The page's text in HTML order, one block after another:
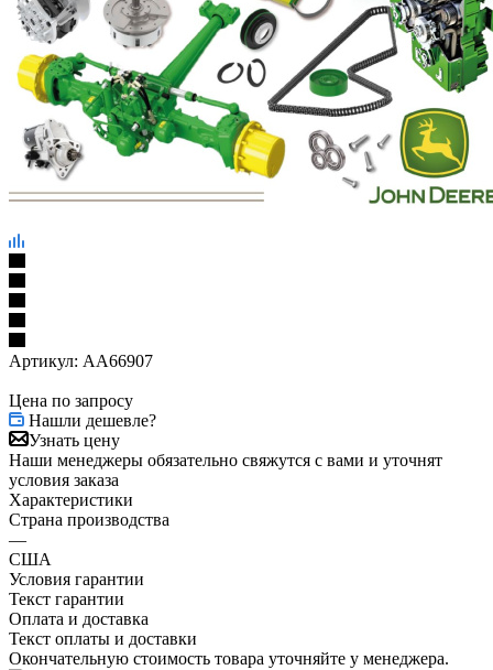
Артикул: AA66907
Цена по запросу
Нашли дешевле?
Узнать цену
Наши менеджеры обязательно свяжутся с вами и уточнят
условия заказа
Характеристики
Страна производства
—
США
Условия гарантии
Текст гарантии
Оплата и доставка
Текст оплаты и доставки
Окончательную стоимость товара уточняйте у менеджера.